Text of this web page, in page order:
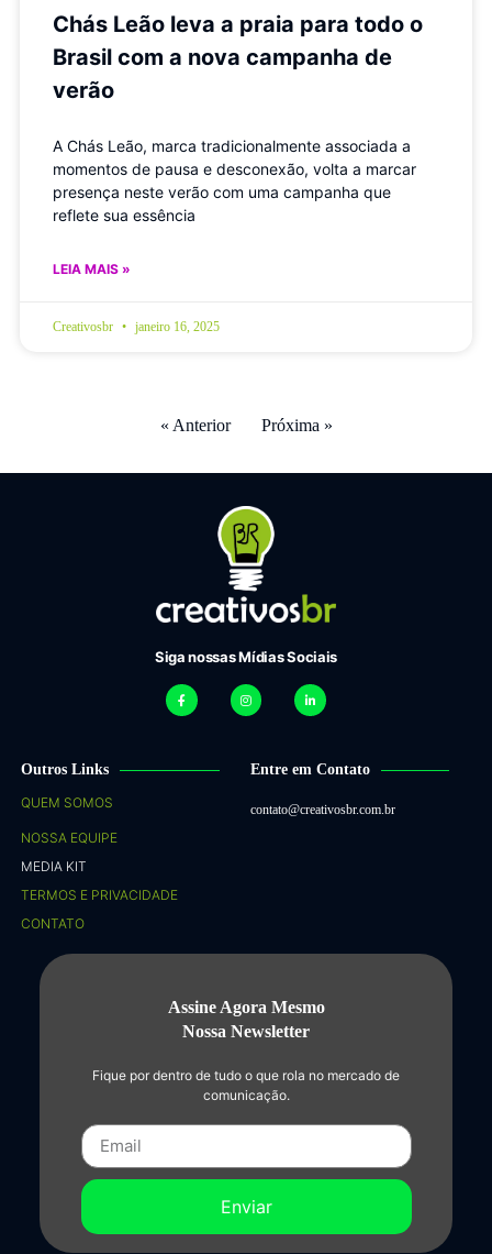
Chás Leão leva a praia para todo o
Brasil com a nova campanha de
verão
A Chás Leão, marca tradicionalmente associada a
momentos de pausa e desconexão, volta a marcar
presença neste verão com uma campanha que
reflete sua essência
LEIA MAIS »
Creativosbr janeiro 16, 2025
« Anterior Próxima »
Siga nossas Mídias Sociais
Outros Links
QUEM SOMOS
NOSSA EQUIPE
MEDIA KIT
TERMOS E PRIVACIDADE
CONTATO
Entre em Contato
contato@creativosbr.com.br
Assine Agora Mesmo
Nossa Newsletter
Fique por dentro de tudo o que rola no mercado de
comunicação.
Enviar